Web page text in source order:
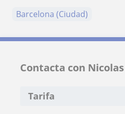
Barcelona (Ciudad)
Contacta con Nicolas
Tarifa